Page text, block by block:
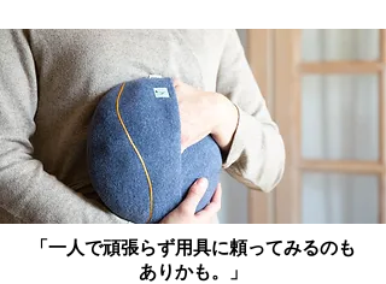
「一人で頑張らず用具に頼ってみるのも
ありかも。」